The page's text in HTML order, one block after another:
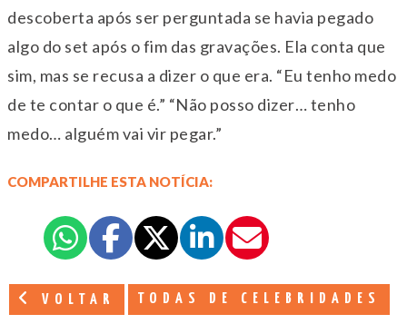
descoberta após ser perguntada se havia pegado
algo do set após o fim das gravações. Ela conta que
sim, mas se recusa a dizer o que era. “Eu tenho medo
de te contar o que é.” “Não posso dizer… tenho
medo… alguém vai vir pegar.”
COMPARTILHE ESTA NOTÍCIA:
VOLTAR TODAS DE CELEBRIDADES